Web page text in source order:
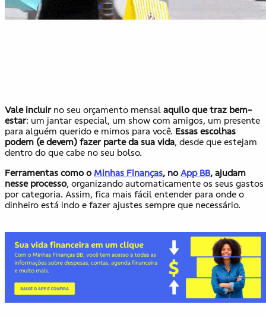
Vale incluirno seu orçamento mensal aquilo que traz bem-
estar: um jantar especial, um show com amigos, um presente
para alguém querido e mimos para você. Essas escolhas
podem (e devem) fazer parte da sua vida, desde que estejam
dentro do que cabe no seu bolso.
Ferramentas como o Minhas Finanças, noApp BB, ajudam
nesse processo, organizando automaticamente os seus gastos
por categoria. Assim, fica mais fácil entender para onde o
dinheiro está indo e fazer ajustes sempre que necessário.